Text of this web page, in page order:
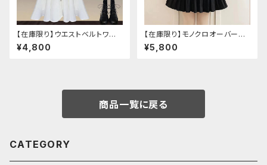
【在庫限り】ウエストベルトワン
ピースセットアップ（Mサイズ
¥4,800
【在庫限り】モノクロオーバーサ
イズパンダパーカー
¥5,800
商品一覧に戻る
CATEGORY